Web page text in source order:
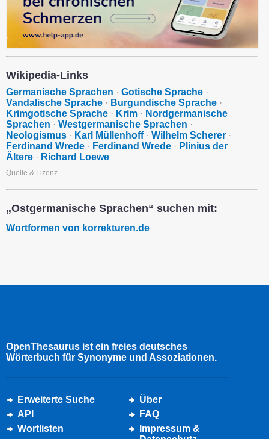
Wikipedia-Links
Germanische Sprachen · Gotische Sprache ·
Vandalische Sprache · Burgundische Sprache ·
Krimgotische Sprache · Krim · Nordgermanische
Sprachen · Westgermanische Sprachen ·
Neologismus · Karl Müllenhoff· Wilhelm Scherer ·
Ferdinand Wrede · Ferdinand Wrede · Plinius der
Ältere · Richard Loewe
Quelle & Lizenz
„Ostgermanische Sprachen“ suchen mit:
Wortformen von korrekturen.de
OpenThesaurus ist ein freies deutsches
Wörterbuch für Synonyme und Assoziationen.
Erweiterte Suche
API
Wortlisten
Über
FAQ
Impressum &